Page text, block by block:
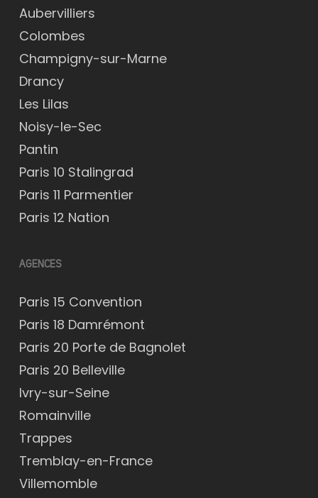
Aubervilliers
Colombes
Champigny-sur-Marne
Drancy
Les Lilas
Noisy-le-Sec
Pantin
Paris 10 Stalingrad
Paris 11 Parmentier
Paris 12 Nation
AGENCES
Paris 15 Convention
Paris 18 Damrémont
Paris 20 Porte de Bagnolet
Paris 20 Belleville
Ivry-sur-Seine
Romainville
Trappes
Tremblay-en-France
Villemomble